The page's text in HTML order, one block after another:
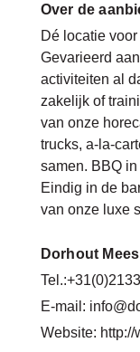
Over de
Dé locatie
Gevarieerd
activiteiten al
zakelijk of
van onze
trucks, a-la-
samen. BBQ
Eindig in de
van onze luxe
Dorhout
E-mail:
Website: